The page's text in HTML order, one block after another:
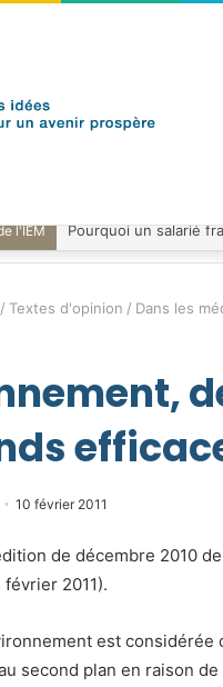
l'IEM
/ Textes d'opinion / Dans les
10 février 2011
de décembre 2010 de
2011).
est
second plan en raison